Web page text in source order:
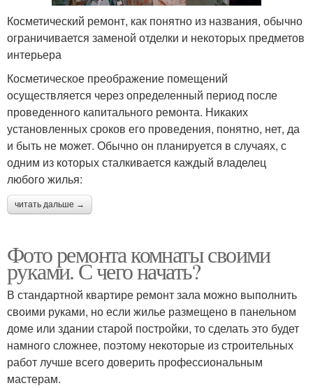
Косметический ремонт, как понятно из названия, обычно
ограничивается заменой отделки и некоторых предметов
интерьера
Косметическое преображение помещений
осуществляется через определенный период после
проведенного капитального ремонта. Никаких
установленных сроков его проведения, понятно, нет, да
и быть не может. Обычно он планируется в случаях, с
одним из которых сталкивается каждый владелец
любого жилья:
читать дальше →
Фото ремонта комнаты своими
руками. С чего начать?
В стандартной квартире ремонт зала можно выполнить
своими руками, но если жилье размещено в панельном
доме или здании старой постройки, то сделать это будет
намного сложнее, поэтому некоторые из строительных
работ лучше всего доверить профессиональным
мастерам.